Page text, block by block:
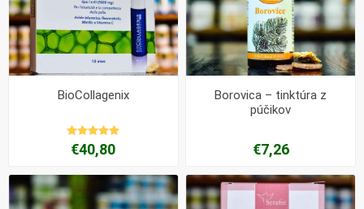
BioCollagenix
€40,80
Borovica – tinktúra z
púčikov
€7,26